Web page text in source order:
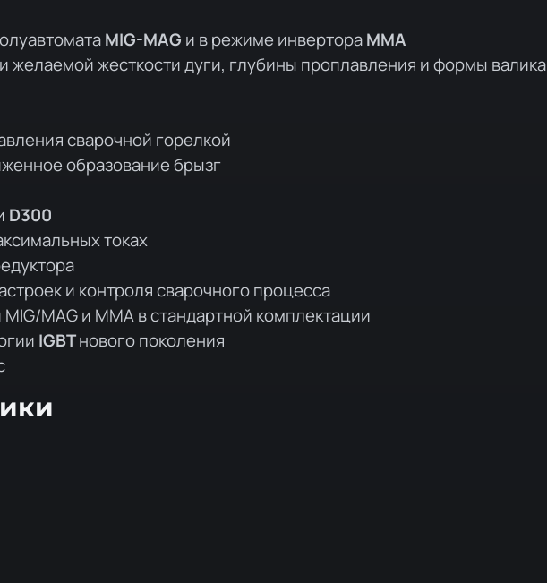
MIG-MAG и в режиме инвертораMMA
желаемой жесткости дуги, глубины проплавления и формы валика
сварочной горелкой
образование брызг
D300
токах
и контроля сварочного процесса
MAG и MMA в стандартной комплектации
IGBTнового поколения